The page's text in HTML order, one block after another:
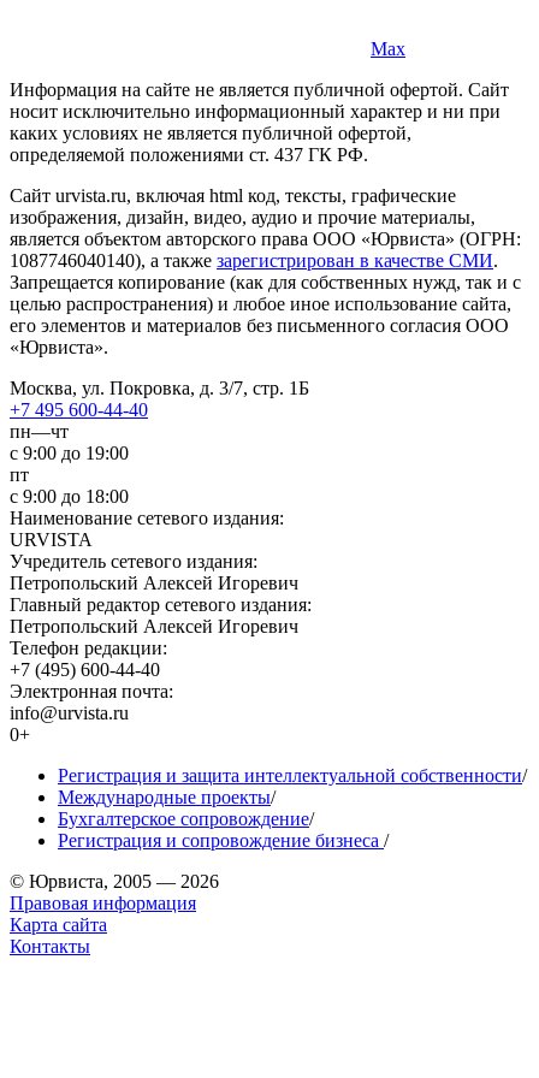
Max
Информация на сайте не является публичной офертой. Cайт
носит исключительно информационный характер и ни при
каких условиях не является публичной офертой,
определяемой положениями ст. 437 ГК РФ.
Сайт urvista.ru, включая html код, тексты, графические
изображения, дизайн, видео­, аудио­ и прочие материалы,
является объектом авторского права ООО «Юрвиста» (ОГРН:
1087746040140), а также зарегистрирован в качестве СМИ.
Запрещается копирование (как для собственных нужд, так и с
целью распространения) и любое иное использование сайта,
его элементов и материалов без письменного согласия ООО
«Юрвиста».
Москва, ул. Покровка, д. 3/7, стр. 1Б
+7 495 600-44-40
пн—чт
с 9:00 до 19:00
пт
с 9:00 до 18:00
Наименование сетевого издания:
URVISTA
Учредитель сетевого издания:
Петропольский Алексей Игоревич
Главный редактор сетевого издания:
Петропольский Алексей Игоревич
Телефон редакции:
+7 (495) 600-44-40
Электронная почта:
info@urvista.ru
0+
Регистрация и защита интеллектуальной собственности/
Международные проекты/
Бухгалтерское сопровождение/
Регистрация и сопровождение бизнеса /
© Юрвиста, 2005 — 2026
Правовая информация
Карта сайта
Контакты